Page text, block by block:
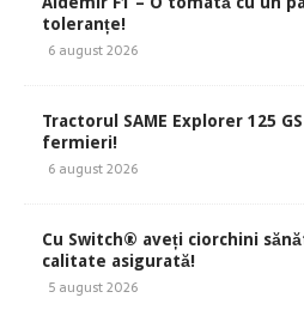
toleranțe!
6 august 2026
Tractorul SAME Explorer 125
fermieri!
6 august 2026
Cu Switch® aveți ciorchini
calitate asigurată!
5 august 2026